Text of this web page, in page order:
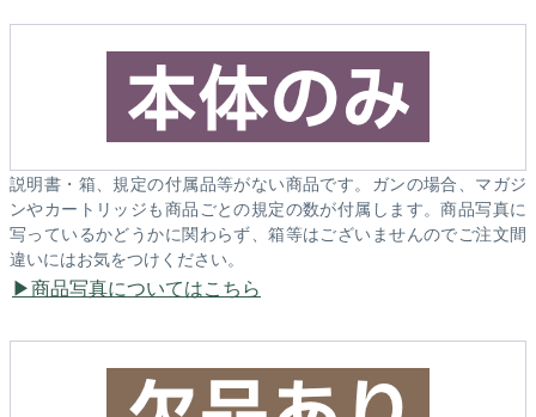
説明書・箱、規定の付属品等がない商品です。ガンの場合、マガジ
ンやカートリッジも商品ごとの規定の数が付属します。商品写真に
写っているかどうかに関わらず、箱等はございませんのでご注文間
違いにはお気をつけください。
商品写真についてはこちら